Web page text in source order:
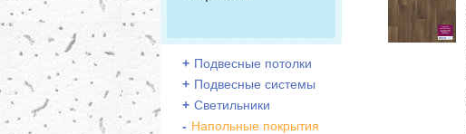
+ Подвесные потолки
+ Подвесные системы
+ Светильники
- Напольные покрытия